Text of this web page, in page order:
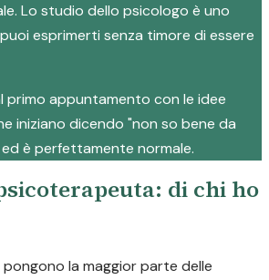
Lo studio dello psicologo è uno
esprimerti senza timore di essere
primo appuntamento con le idee
iniziano dicendo "non so bene da
è perfettamente normale.
di chi ho
pongono la maggior parte delle